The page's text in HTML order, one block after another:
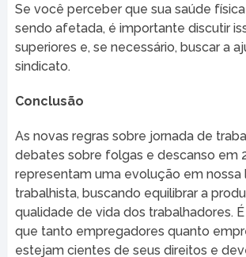
Se você perceber que sua saúde
sendo afetada, é importante discutir
superiores e, se necessário, buscar a
sindicato.
Conclusão
As novas regras sobre jornada de
debates sobre folgas e descanso em
representam uma evolução em nossa
trabalhista, buscando equilibrar a
qualidade de vida dos trabalhadores.
que tanto empregadores quanto
estejam cientes de seus direitos e